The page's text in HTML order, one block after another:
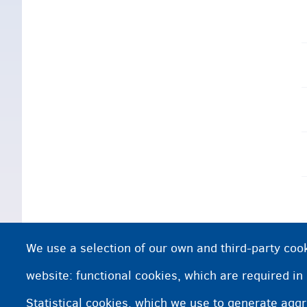
We use a selection of our own and third-party
website: functional cookies, which are required
Statistical cookies, which we use to generate